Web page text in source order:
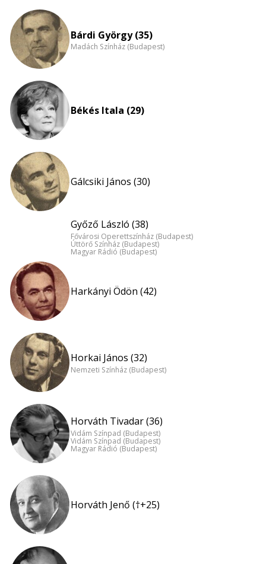
Bárdi György (35)
Madách Színház (Budapest)
Békés Itala (29)
Gálcsiki János (30)
Győző László (38)
Fővárosi Operettszínház (Budapest)
Úttörő Színház (Budapest)
Magyar Rádió (Budapest)
Harkányi Ödön (42)
Horkai János (32)
Nemzeti Színház (Budapest)
Horváth Tivadar (36)
Vidám Színpad (Budapest)
Vidám Színpad (Budapest)
Magyar Rádió (Budapest)
Horváth Jenő (†+25)